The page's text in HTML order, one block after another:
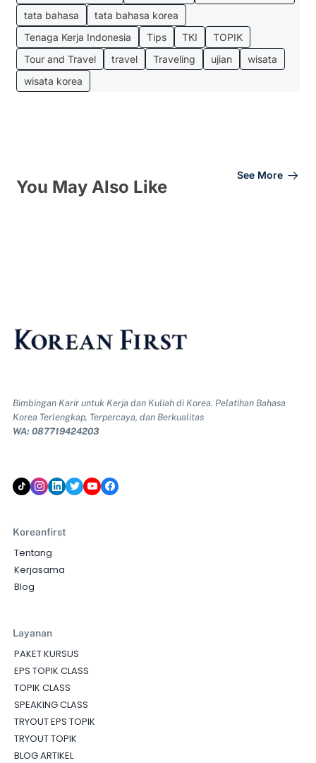
tata bahasa
tata bahasa korea
Tenaga Kerja Indonesia
Tips TKI
TOPIK
Tour and Travel
travel Traveling ujian
wisata
wisata korea
You May Also Like
See More
Bimbingan Karir untuk Kerja dan Kuliah di Korea. Pelatihan Bahasa
Korea Terlengkap, Terpercaya, dan Berkualitas
WA: 087719424203
Koreanfirst
Tentang
Kerjasama
Blog
Layanan
PAKET KURSUS
EPS TOPIK CLASS
TOPIK CLASS
SPEAKING CLASS
TRYOUT EPS TOPIK
TRYOUT TOPIK
BLOG ARTIKEL